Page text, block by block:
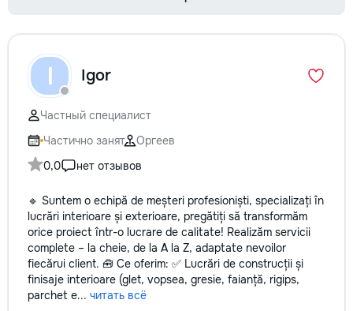
I Igor
Частный специалист
Частично занят
Оргеев
0,0
нет отзывов
🔹 Suntem o echipă de meșteri profesioniști, specializați în
lucrări interioare și exterioare, pregătiți să transformăm
orice proiect într-o lucrare de calitate! Realizăm servicii
complete – la cheie, de la A la Z, adaptate nevoilor
fiecărui client. 🧰 Ce oferim: ✅ Lucrări de construcții și
finisaje interioare (glet, vopsea, gresie, faianță, rigips,
parchet e... читать всё